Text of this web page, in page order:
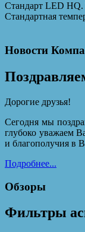
Стандарт LED HQ.
Стандартная
Новости
Дорогие друзья!
Сегодня мы
глубоко уважаем
и благополучия в
Подробнее...
Обзоры
Фильтры